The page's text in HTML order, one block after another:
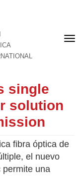
single
solution
fibra óptica de
el nuevo
permite una